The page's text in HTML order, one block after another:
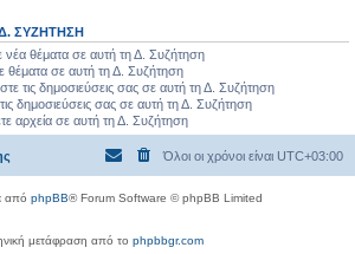
ΣΥΖΉΤΗΣΗ
νέα θέματα σε αυτή τη Δ. Συζήτηση
θέματα σε αυτή τη Δ. Συζήτηση
τις δημοσιεύσεις σας σε αυτή τη Δ. Συζήτηση
δημοσιεύσεις σας σε αυτή τη Δ. Συζήτηση
αρχεία σε αυτή τη Δ. Συζήτηση
Όλοι οι χρόνοι είναι UTC+03:00
από phpBB® Forum Software © phpBB Limited
μετάφραση από το phpbbgr.com